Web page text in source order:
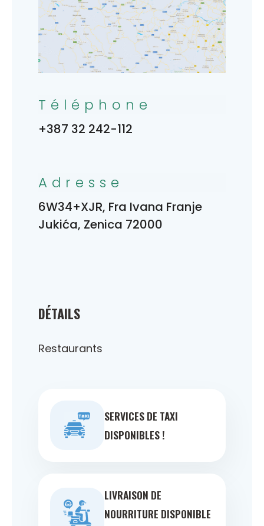
DÉTAILS
Restaurants
SERVICES DE TAXI
DISPONIBLES !
LIVRAISON DE
NOURRITURE DISPONIBLE
Téléphone
+387 32 242-112
Adresse
6W34+XJR, Fra Ivana Franje
Jukića, Zenica 72000